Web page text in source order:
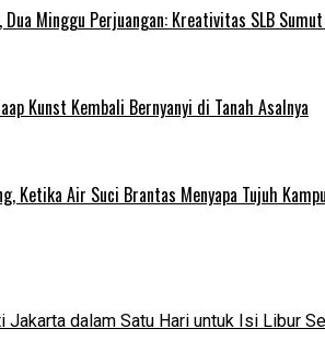
Dua Minggu Perjuangan: Kreativitas SLB
Kunst Kembali Bernyanyi di Tanah Asalnya
Ketika Air Suci Brantas Menyapa Tujuh
Jakarta dalam Satu Hari untuk Isi Libur